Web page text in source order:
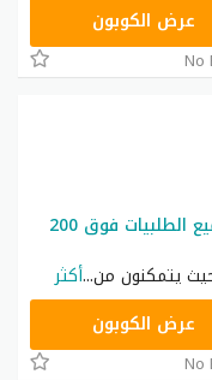
عرض الكوبون
No
كود شي ان خصم اضافي 15% على جميع الطلبيات فوق 200
يتمكنون من...أكثر
عرض الكوبون
No